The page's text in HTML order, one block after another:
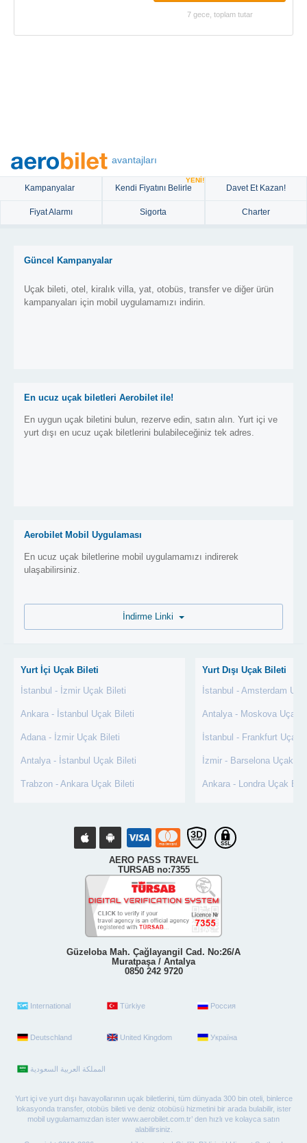
7 gece, toplam tutar
avantajları
Kampanyalar Kendi Fiyatını Belirle
YENİ!
Davet Et Kazan!
Fiyat Alarmı Sigorta Charter
Güncel Kampanyalar
Uçak bileti, otel, kiralık villa, yat, otobüs, transfer ve diğer ürün
kampanyaları için mobil uygulamamızı indirin.
En ucuz uçak biletleri Aerobilet ile!
En uygun uçak biletini bulun, rezerve edin, satın alın. Yurt içi ve
yurt dışı en ucuz uçak biletlerini bulabileceğiniz tek adres.
Aerobilet Mobil Uygulaması
En ucuz uçak biletlerine mobil uygulamamızı indirerek
ulaşabilirsiniz.
Yurt İçi Uçak Bileti
İstanbul - İzmir Uçak Bileti
Ankara - İstanbul Uçak Bileti
Adana - İzmir Uçak Bileti
Antalya - İstanbul Uçak Bileti
Trabzon - Ankara Uçak Bileti
Yurt Dışı Uçak Bileti
İstanbul - Amsterdam
Antalya - Moskova Uçak
İstanbul - Frankfurt Uçak
İzmir - Barselona Uçak
Ankara - Londra Uçak
AERO PASS TRAVEL
TURSAB no:7355
Güzeloba Mah. Çağlayangil Cad. No:26/A
Muratpaşa / Antalya
0850 242 9720
International Türkiye Россия
Deutschland United Kingdom Україна
Yurt içi ve yurt dışı havayollarının uçak biletlerini, tüm dünyada 300 bin oteli, binlerce
lokasyonda transfer, otobüs bileti ve deniz otobüsü hizmetini bir arada bulabilir, ister
mobil uygulamamızdan ister www.aerobilet.com.tr’ den hızlı ve kolayca satın
alabilirsiniz.